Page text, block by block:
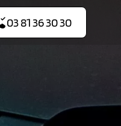
03 81 36 30 30